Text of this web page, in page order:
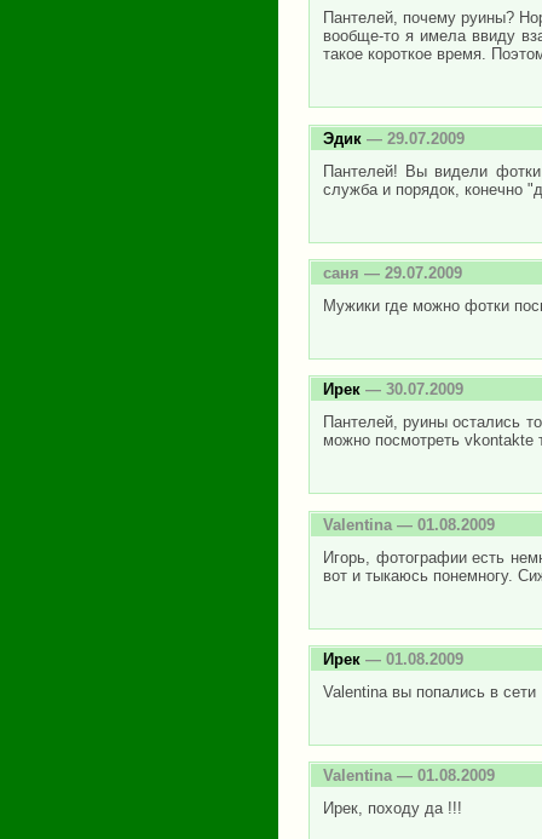
Пантелей, почему руины?
вообще-то я имела ввиду
такое короткое время.
Эдик — 29.07.2009
Пантелей! Вы видели
служба и порядок, конечно
саня — 29.07.2009
Мужики где можно фотки
Ирек — 30.07.2009
Пантелей, руины остались
можно посмотреть vkontakte
Valentina — 01.08.2009
Игорь, фотографии есть
вот и тыкаюсь понемногу.
Ирек — 01.08.2009
Valentina вы попались в сети
Valentina— 01.08.2009
Ирек, походу да !!!